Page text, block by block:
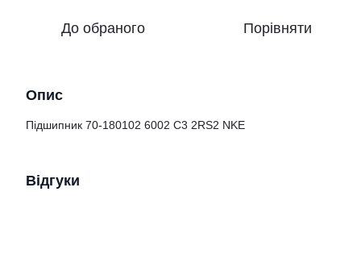
До обраного Порівняти
Опис
Підшипник 70-180102 6002 C3 2RS2 NKE
Відгуки